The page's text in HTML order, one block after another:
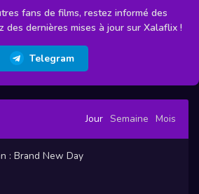
fans de films, restez informé des
des dernières mises à jour sur Xalaflix !
Telegram
Jour Semaine Mois
: Brand New Day